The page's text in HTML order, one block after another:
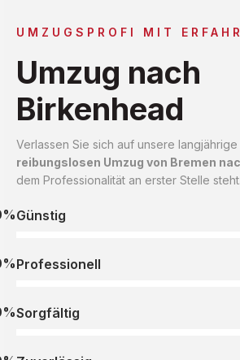
UMZUGSPROFI MIT
Umzug nach
Birkenhead
Verlassen Sie sich auf unsere
reibungslosen Umzug von Bremen
dem Professionalität an erster Stelle steht.
Günstig
Professionell
Sorgfältig